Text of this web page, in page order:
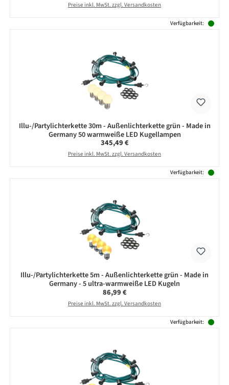
Preise inkl. MwSt. zzgl. Versandkosten
Verfügbarkeit:
Illu-/Partylichterkette 30m - Außenlichterkette grün - Made in
Germany 50 warmweiße LED Kugellampen
Regulärer Preis:
345,49 €
Preise inkl. MwSt. zzgl. Versandkosten
Verfügbarkeit:
Illu-/Partylichterkette 5m - Außenlichterkette grün - Made in
Germany - 5 ultra-warmweiße LED Kugeln
Regulärer Preis:
86,99 €
Preise inkl. MwSt. zzgl. Versandkosten
Verfügbarkeit: